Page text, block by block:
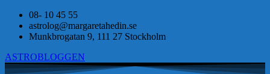
08- 10 45 55
astrolog@margaretahedin.se
Munkbrogatan 9, 111 27 Stockholm
ASTROBLOGGEN